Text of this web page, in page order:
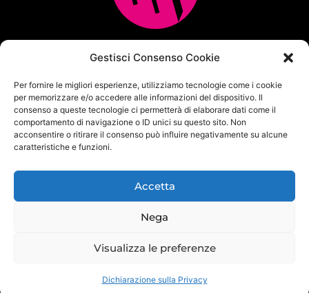
Gestisci Consenso Cookie
Per fornire le migliori esperienze, utilizziamo tecnologie come i cookie
per memorizzare e/o accedere alle informazioni del dispositivo. Il
consenso a queste tecnologie ci permetterà di elaborare dati come il
comportamento di navigazione o ID unici su questo sito. Non
acconsentire o ritirare il consenso può influire negativamente su alcune
caratteristiche e funzioni.
Accetta
Nega
Visualizza le preferenze
Dichiarazione sulla Privacy
Multicopia e Arreda Ufficio srl
Centralino unificato Tel. 0532 771065
info@multicopia360.com
P.Iva IT01564380382
Capitale Sociale i.v. 100.000 €
Privacy Policy|Cookie Policy
Copyright © 2026 multicopia360 | Powered by multicopia360